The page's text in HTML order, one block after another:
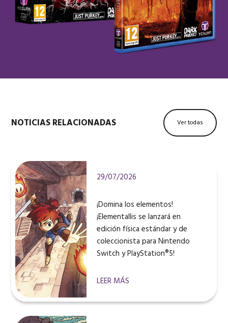
NOTICIAS RELACIONADAS Ver todas
29/07/2026
¡Domina los elementos!
¡Elementallis se lanzará en
edición física estándar y de
coleccionista para Nintendo
Switch y PlayStation®5!
LEER MÁS